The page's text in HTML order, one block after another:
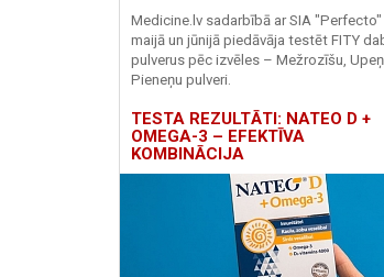
Medicine.lv sadarbībā ar SIA "Perfecto"
maijā un jūnijā piedāvāja testēt FITY
pulverus pēc izvēles – Mežrozīšu,
Pieneņu pulveri.
TESTA REZULTĀTI: NATEO D +
OMEGA-3 – EFEKTĪVA
KOMBINĀCIJA